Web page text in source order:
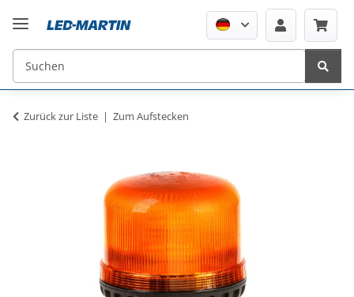
Zurück zur Liste Zum Aufstecken